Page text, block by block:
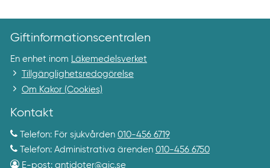
Giftinformationscentralen
En enhet inom
Läkemedelsverket
Tillgänglighetsredogörelse
Om Kakor (Cookies)
Kontakt
Telefon: För sjukvården 010-456 6719
Telefon: Administrativa ärenden 010-456 6750
E-post: antidoter@gic.se